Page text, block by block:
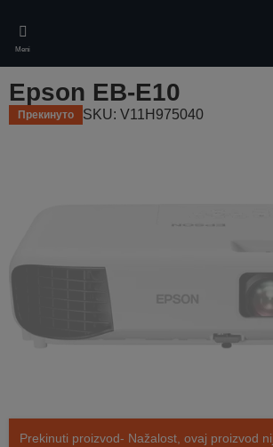
main
content
Meni
Epson EB-E10
Прекинуто SKU: V11H975040
Prekinuti proizvod- Nažalost, ovaj proizvod